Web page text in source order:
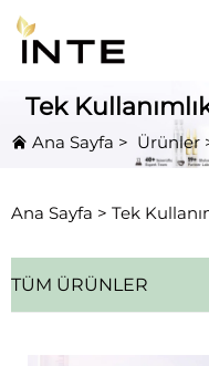
Tek
Ana Sayfa > Ürünler
Ana Sayfa > Tek
TÜM ÜRÜNLER